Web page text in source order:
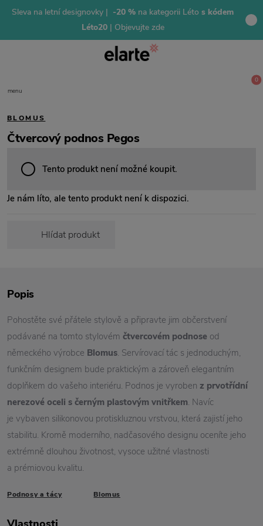
Sleva na letní designovky | -20 % na kategorii Léto s kódem
Léto20 | Objevujte zde
menu
0
BLOMUS
Čtvercový podnos Pegos
Tento produkt není možné koupit.
Je nám líto, ale tento produkt není k dispozici.
Hlídat produkt
Popis
Pohostěte své přátele stylově a připravte jim občerstvení
podávané na tomto stylovém čtvercovém podnose od
německého výrobce Blomus. Servírovací tác s jednoduchým,
funkčním designem bude praktickým a zároveň elegantním
doplňkem do vašeho interiéru. Podnos je vyroben z prvotřídní
nerezové oceli s černým plastovým vnitřkem. Navíc
je vybaven silikonovou protiskluznou vrstvou, která zajistí jeho
stabilitu. Kromě moderního, nadčasového designu oceníte jeho
extrémně dlouhou životnost, vysoce užitné vlastnosti
a prémiovou kvalitu.
Podnosy a tácy Blomus